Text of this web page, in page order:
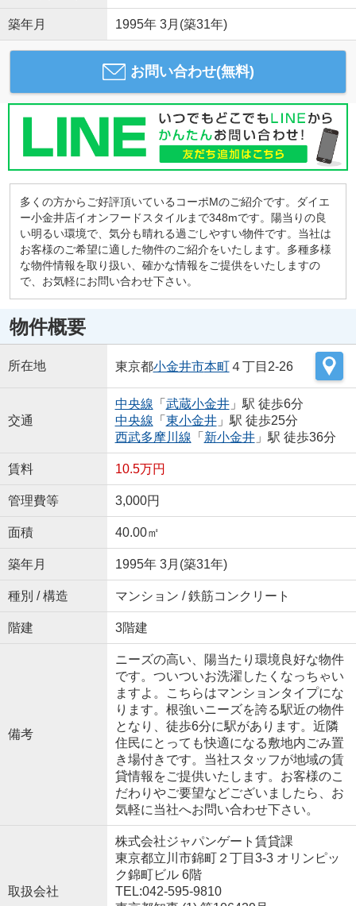
築年月 1995年 3月(築31年)
お問い合わせ(無料)
多くの方からご好評頂いているコーポMのご紹介です。ダイエ
ー小金井店イオンフードスタイルまで348mです。陽当りの良
い明るい環境で、気分も晴れる過ごしやすい物件です。当社は
お客様のご希望に適した物件のご紹介をいたします。多種多様
な物件情報を取り扱い、確かな情報をご提供をいたしますの
で、お気軽にお問い合わせ下さい。
物件概要
所在地 東京都小金井市本町４丁目2-26
交通
中央線 「 武蔵小金井」駅 徒歩6分
中央線 「 東小金井」駅 徒歩25分
西武多摩川線 「 新小金井」駅 徒歩36分
賃料 10.5万円
管理費等 3,000円
面積 40.00㎡
築年月 1995年 3月(築31年)
種別 / 構造 マンション / 鉄筋コンクリート
階建 3階建
備考
ニーズの高い、陽当たり環境良好な物件
です。ついついお洗濯したくなっちゃい
ますよ。こちらはマンションタイプにな
ります。根強いニーズを誇る駅近の物件
となり、徒歩6分に駅があります。近隣
住民にとっても快適になる敷地内ごみ置
き場付きです。当社スタッフが地域の賃
貸情報をご提供いたします。お客様のこ
だわりやご要望などございましたら、お
気軽に当社へお問い合わせ下さい。
取扱会社
株式会社ジャパンゲート賃貸課
東京都立川市錦町２丁目3-3 オリンピッ
ク錦町ビル 6階
TEL:042-595-9810